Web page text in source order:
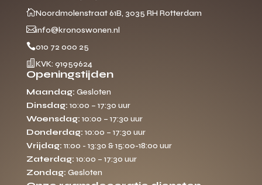
Noordmolenstraat 61B, 3035 RH Rotterdam
info@kronoswonen.nl
010 72 000 25
 KVK: 91959624
Openingstijden
Maandag: Gesloten
Dinsdag: 10:00 – 17:30 uur
Woensdag: 10:00 – 17:30 uur
Donderdag: 10:00 – 17:30 uur
Vrijdag: 11:00 - 13:30 & 15:00-18:00 uur
Zaterdag: 10:00 – 17:30 uur
Zondag: Gesloten